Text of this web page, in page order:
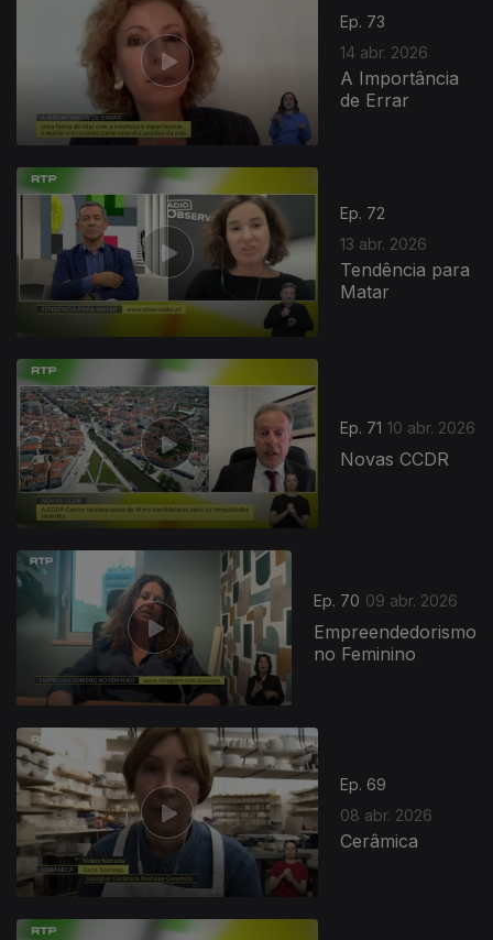
Ep. 73
14 abr. 2026
A Importância
de Errar
Ep. 72
13 abr. 2026
Tendência para
Matar
Ep. 71 10 abr. 2026
Novas CCDR
Ep. 70 09 abr. 2026
Empreendedorismo
no Feminino
Ep. 69
08 abr. 2026
Cerâmica
920165